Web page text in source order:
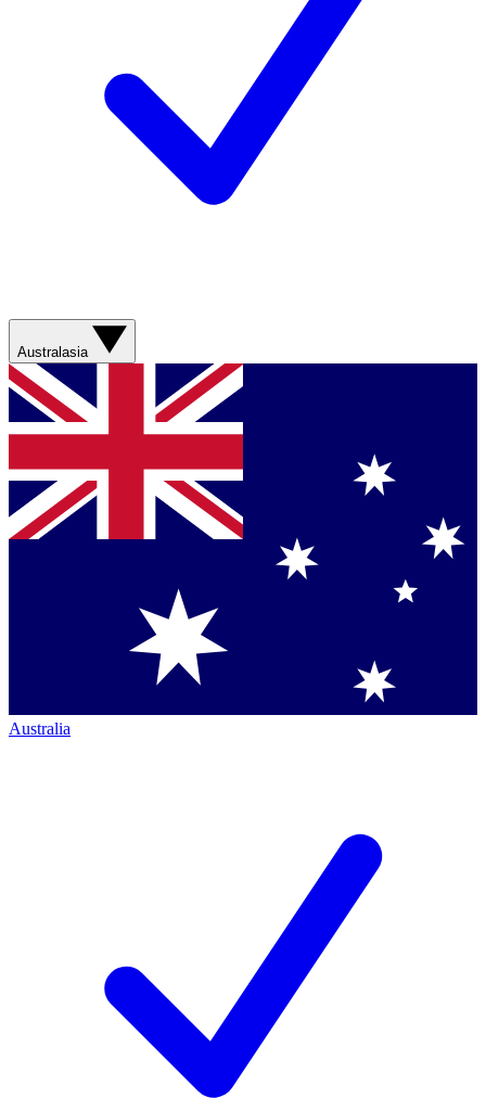
Australasia
Australia